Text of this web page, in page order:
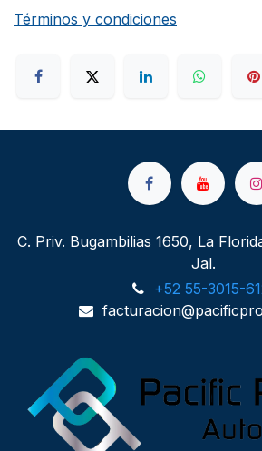
Términos y condiciones
C. Priv. Bugambilias 1650, La
Jal.
+52 55-3015-